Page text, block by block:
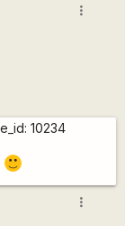
more_vert
:)
more_vert